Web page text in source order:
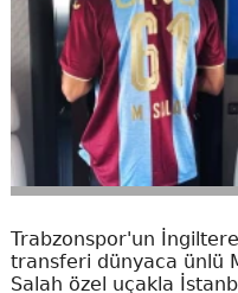
Trabzonspor'un
transferi dünyaca ünlü
Salah özel uçakla